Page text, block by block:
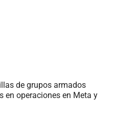
de grupos armados
en operaciones en Meta y